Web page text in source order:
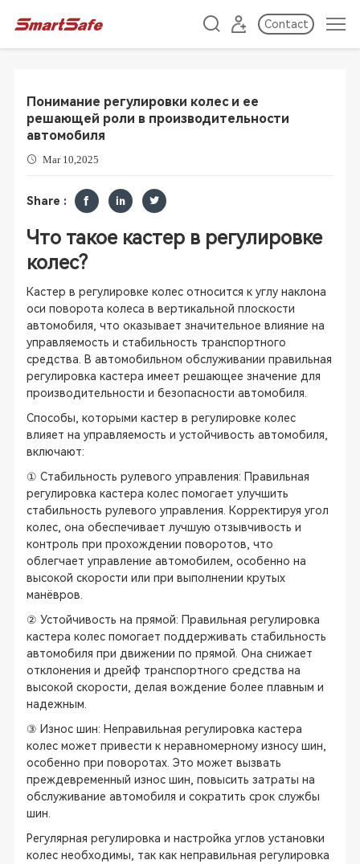
Contact
Понимание регулировки колес и ее
решающей роли в производительности
автомобиля
Mar 10,2025
Share :
Что такое кастер в регулировке
колес?
Кастер в регулировке колес относится к углу наклона
оси поворота колеса в вертикальной плоскости
автомобиля, что оказывает значительное влияние на
управляемость и стабильность транспортного
средства. В автомобильном обслуживании правильная
регулировка кастера имеет решающее значение для
производительности и безопасности автомобиля.
Способы, которыми кастер в регулировке колес
влияет на управляемость и устойчивость автомобиля,
включают:
① Стабильность рулевого управления: Правильная
регулировка кастера колес помогает улучшить
стабильность рулевого управления. Корректируя угол
колес, она обеспечивает лучшую отзывчивость и
контроль при прохождении поворотов, что
облегчает управление автомобилем, особенно на
высокой скорости или при выполнении крутых
манёвров.
② Устойчивость на прямой: Правильная регулировка
кастера колес помогает поддерживать стабильность
автомобиля при движении по прямой. Она снижает
отклонения и дрейф транспортного средства на
высокой скорости, делая вождение более плавным и
надежным.
③ Износ шин: Неправильная регулировка кастера
колес может привести к неравномерному износу шин,
особенно при поворотах. Это может вызвать
преждевременный износ шин, повысить затраты на
обслуживание автомобиля и сократить срок службы
шин.
Регулярная регулировка и настройка углов установки
колес необходимы, так как неправильная регулировка